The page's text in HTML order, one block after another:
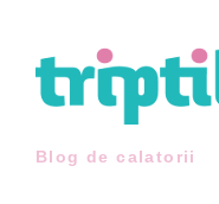
content
Blog de calatorii